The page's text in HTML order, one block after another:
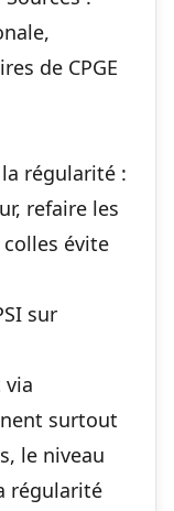
de CPGE
régularité :
refaire les
évite
sur
via
surtout
le niveau
régularité